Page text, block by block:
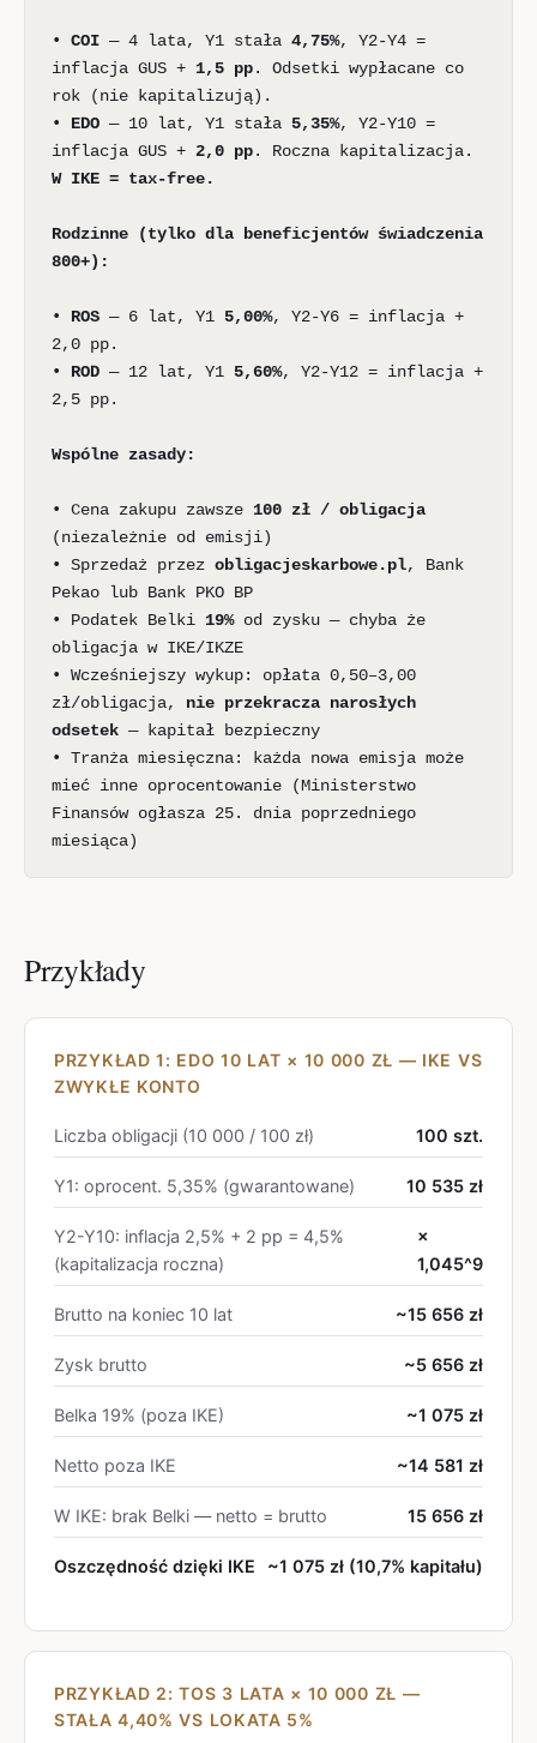
• COI — 4 lata, Y1 stała 4,75%, Y2-Y4 =
inflacja GUS + 1,5 pp. Odsetki wypłacane co
rok (nie kapitalizują).
• EDO — 10 lat, Y1 stała 5,35%, Y2-Y10 =
inflacja GUS + 2,0 pp. Roczna kapitalizacja.
W IKE = tax-free.
Rodzinne (tylko dla beneficjentów świadczenia
800+):
• ROS — 6 lat, Y1 5,00%, Y2-Y6 = inflacja +
2,0 pp.
• ROD — 12 lat, Y1 5,60%, Y2-Y12 = inflacja +
2,5 pp.
Wspólne zasady:
• Cena zakupu zawsze 100 zł / obligacja
(niezależnie od emisji)
• Sprzedaż przez obligacjeskarbowe.pl, Bank
Pekao lub Bank PKO BP
• Podatek Belki 19%od zysku — chyba że
obligacja w IKE/IKZE
• Wcześniejszy wykup: opłata 0,50–3,00
zł/obligacja, nie przekracza narosłych
odsetek — kapitał bezpieczny
• Tranża miesięczna: każda nowa emisja może
mieć inne oprocentowanie (Ministerstwo
Finansów ogłasza 25. dnia poprzedniego
miesiąca)
Przykłady
PRZYKŁAD 1: EDO 10 LAT × 10 000 ZŁ — IKE VS
ZWYKŁE KONTO
Liczba obligacji (10 000 / 100 zł) 100 szt.
Y1: oprocent. 5,35% (gwarantowane) 10 535 zł
Y2-Y10: inflacja 2,5% + 2 pp = 4,5%
(kapitalizacja roczna)
×
1,045^9
Brutto na koniec 10 lat ~15 656 zł
Zysk brutto ~5 656 zł
Belka 19% (poza IKE) ~1 075 zł
Netto poza IKE ~14 581 zł
W IKE: brak Belki — netto = brutto 15 656 zł
Oszczędność dzięki IKE ~1 075 zł (10,7% kapitału)
PRZYKŁAD 2: TOS 3 LATA × 10 000 ZŁ —
STAŁA 4,40% VS LOKATA 5%